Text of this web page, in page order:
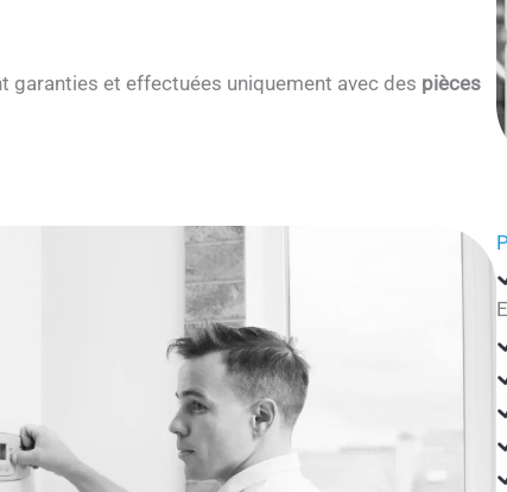
garanties et effectuées uniquement avec des pièces